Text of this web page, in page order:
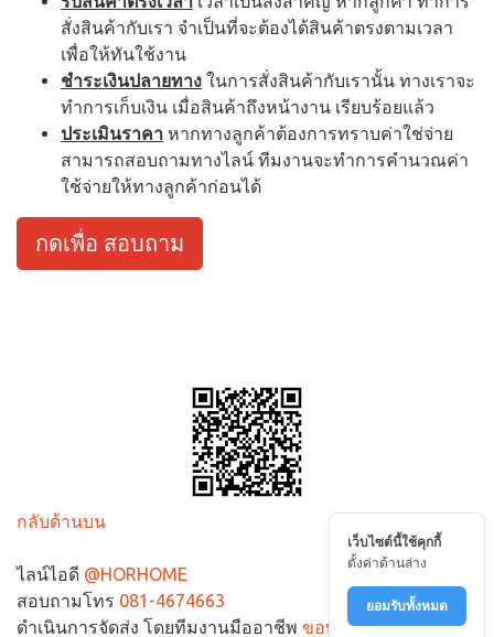
สั่งสินค้ากับเรา จำเป็นที่จะต้องได้สินค้าตรงตามเวลา
เพื่อให้ทันใช้งาน
ชำระเงินปลายทาง ในการสั่งสินค้ากับเรานั้น ทางเราจะ
ทำการเก็บเงิน เมื่อสินค้าถึงหน้างาน เรียบร้อยแล้ว
ประเมินราคา หากทางลูกค้าต้องการทราบค่าใช่จ่าย
สามารถสอบถามทางไลน์ ทีมงานจะทำการคำนวณค่า
ใช้จ่ายให้ทางลูกค้าก่อนได้
กดเพื่อ สอบถาม
กลับด้านบน
ไลน์ไอดี @HORHOME
สอบถามโทร 081-4674663
ดำเนินการจัดส่ง โดยทีมงานมืออาชีพ ขอบคันหิน.com
เว็บไซต์นี้ใช้คุกกี้
ตั้งค่าด้านล่าง
ยอมรับทั้งหมด